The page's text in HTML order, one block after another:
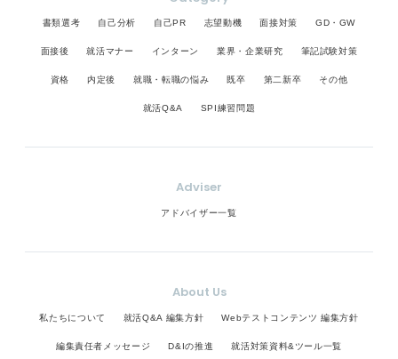
書類選考 自己分析 自己PR 志望動機 面接対策 GD・GW
面接後 就活マナー インターン 業界・企業研究 筆記試験対策
資格 内定後 就職・転職の悩み 既卒 第二新卒 その他
就活Q&A SPI練習問題
Adviser
アドバイザー一覧
About Us
私たちについて 就活Q&A 編集方針 Webテストコンテンツ 編集方針
編集責任者メッセージ D&Iの推進 就活対策資料&ツール一覧